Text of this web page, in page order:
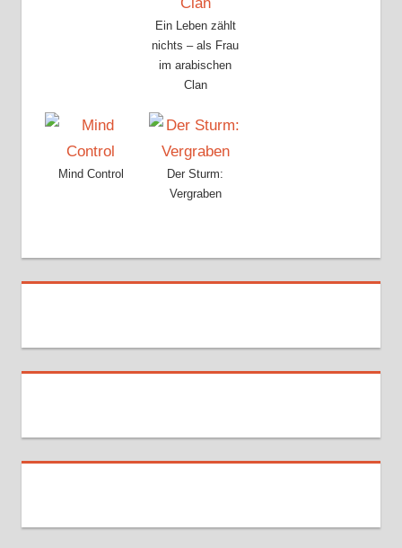
Ein Leben zählt
nichts – als Frau
im arabischen
Clan
Mind Control
Der Sturm:
Vergraben